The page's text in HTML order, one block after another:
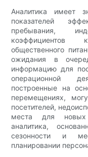
Аналитика имеет
показателей
пребывания,
коэффициентов
общественного
ожидания в
информацию для
операционной
построенные на
перемещениях,
посетителей,
места для новых
аналитика,
сезонности и
планировании